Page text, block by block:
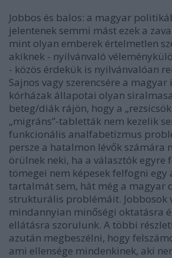
Jobbos és balos: a magyar
jelentenek semmi mást ezek a
mint olyan emberek értelmetlen
akiknek - nyilvánvaló
- közös érdekük is nyilvánvalóan
Sajnos vagy szerencsére a magyar
kórházak állapotai olyan
beteg/diák rájön, hogy a
„migráns”-tabletták nem kezelik
funkcionális analfabetizmus
persze a hatalmon lévők számára
örülnek neki, ha a választók egyre
tömegei nem képesek felfogni
tartalmát sem, hát még a magyar
strukturális problémáit. Jobbosok
mindannyian minőségi oktatásra
ellátásra szorulunk. A többi
azután megbeszélni, hogy
ami ellensége mindenkinek, aki